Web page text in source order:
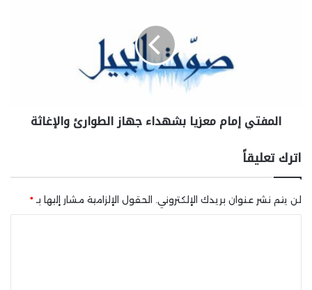
المفتي إمام معزيا بشهداء جهاز الطوارئ والإغاثة
اترك تعليقاً
لن يتم نشر عنوان بريدك الإلكتروني. الحقول الإلزامية مشار إليها بـ *